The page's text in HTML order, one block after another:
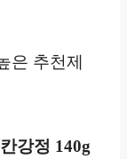
은 추천제
강정 140g